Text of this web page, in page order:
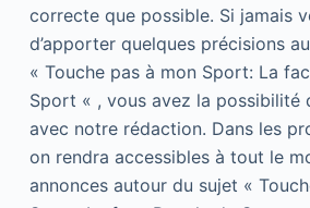
correcte que possible. Si jamais
d’apporter quelques précisions
« Touche pas à mon Sport: La
Sport « , vous avez la possibilité
avec notre rédaction. Dans les
on rendra accessibles à tout le
annonces autour du sujet «